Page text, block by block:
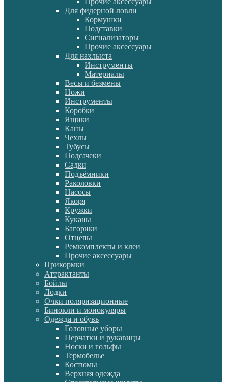
Для фидерной ловли
Кормушки
Подставки
Сигнализаторы
Прочие аксессуары
Для нахлыста
Инструменты
Материалы
Весы и безмены
Ножи
Инструменты
Коробки
Ящики
Каны
Чехлы
Тубусы
Подсачеки
Садки
Подъёмники
Раколовки
Насосы
Якоря
Кружки
Куканы
Багорики
Отцепы
Ремкомплекты и клеи
Прочие аксессуары
Прикормки
Аттрактанты
Бойлы
Лодки
Очки поляризационные
Бинокли и монокуляры
Одежда и обувь
Головные уборы
Перчатки и рукавицы
Носки и гольфы
Термобелье
Костюмы
Верхняя одежда